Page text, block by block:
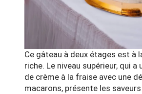
Ce gâteau à deux étages est à
riche. Le niveau supérieur, qui a
de crème à la fraise avec une
macarons, présente les saveurs